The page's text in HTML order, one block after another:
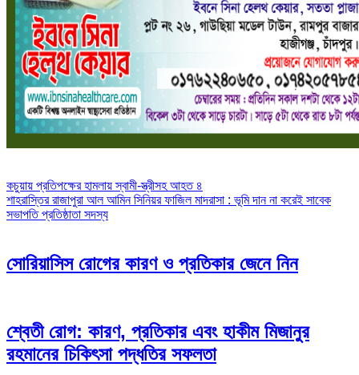
Post
navigation
কচুয়ায় প্রতিপক্ষের হামলায় স্বামী-স্ত্রীসহ আহত ৪
শাহরাস্তির রাজাপুরা আল আমিন সিনিয়র ফাজিল মাদরাসা : ভূমি দান না করেই সাবেক
সভাপতি প্রতিষ্ঠাতা সদস্য
সোরিয়াসিস রোগের কারণ ও প্রতিকার জেনে নিন
শ্বেতী রোগ: কারণ, প্রতিকার এবং হাকীম মিজানুর
রহমানের চিকিৎসা পদ্ধতির সফলতা